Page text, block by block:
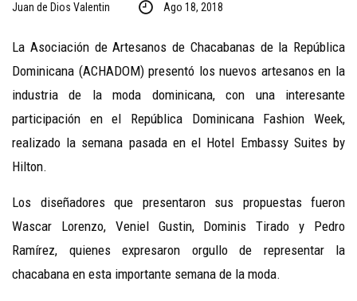
Juan de Dios Valentin Ago 18, 2018
La Asociación de Artesanos de Chacabanas de la República
Dominicana (ACHADOM) presentó los nuevos artesanos en la
industria de la moda dominicana, con una interesante
participación en el República Dominicana Fashion Week,
realizado la semana pasada en el Hotel Embassy Suites by
Hilton.
Los diseñadores que presentaron sus propuestas fueron
Wascar Lorenzo, Veniel Gustin, Dominis Tirado y Pedro
Ramírez, quienes expresaron orgullo de representar la
chacabana en esta importante semana de la moda.